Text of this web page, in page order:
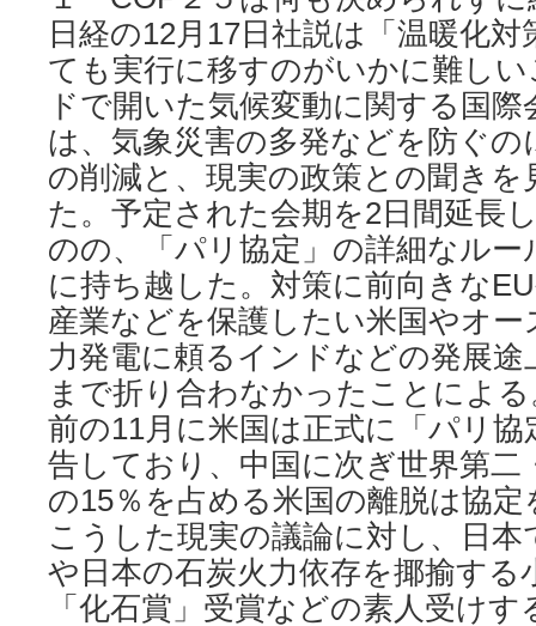
日経の12月17日社説は「温暖化
ても実行に移すのがいかに難し
ドで開いた気候変動に関する国際
は、気象災害の多発などを防ぐの
の削減と、現実の政策との聞き
た。予定された会期を2日間延長
のの、「パリ協定」の詳細なルー
に持ち越した。対策に前向きな
産業などを保護したい米国やオ
力発電に頼るインドなどの発展
まで折り合わなかったことによ
前の11月に米国は正式に「パリ
告しており、中国に次ぎ世界第二
の15％を占める米国の離脱は協
こうした現実の議論に対し、日
や日本の石炭火力依存を揶揄する
「化石賞」受賞などの素人受け